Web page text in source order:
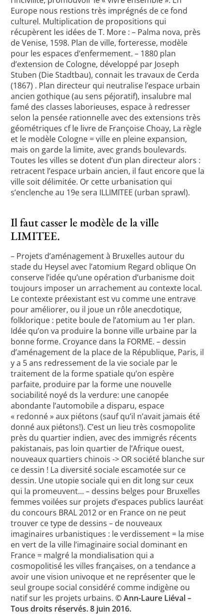
Europe nous restions très imprégnés de ce fond
culturel. Multiplication de propositions qui
récupèrent les idées de T. More : – Palma nova, près
de Venise, 1598. Plan de ville, forteresse, modèle
pour les espaces d’enfermement. – 1880 plan
d’extension de Cologne, développé par Joseph
Stuben (Die Stadtbau), connait les travaux de Cerda
(1867) . Plan directeur qui neutralise l’espace urbain
ancien gothique (au sens péjoratif), insalubre mal
famé des classes laborieuses, espace à redresser
selon la pensée rationnelle avec des extensions très
géométriques cf le livre de Françoise Choay, La règle
et le modèle Cologne = ville en pleine expansion,
mais on garde la limite, avec grands boulevards.
Toutes les villes se dotent d’un plan directeur alors :
retracent l’espace urbain ancien, il faut encore que la
ville soit délimitée. Or cette urbanisation qui
s’enclenche au 19e sera ILLIMITEE (urban sprawl).
Il faut casser le modèle de la ville
LIMITEE.
– Projets d’aménagement à Bruxelles autour du
stade du Heysel avec l’atomium Regard oblique On
conserve l’idée qu’une opération d’urbanisme doit
toujours imposer un arrachement au contexte local.
Le contexte préexistant est vu comme une entrave
pour améliorer, ou il joue un rôle anecdotique,
folklorique : petite boule de l’atomium au 1er plan.
Idée qu’on va produire la bonne ville urbaine par la
bonne forme. Croyance dans la FORME. – dessin
d’aménagement de la place de la République, Paris, il
y a 5 ans redressement de la vie sociale par le
traitement de la forme spatiale qu’on espère
parfaite, produire par la forme une nouvelle
sociabilité noyé ds la verdure: une canopée
abondante l’automobile a disparu, espace
« redonné » aux piétons (sauf qu’il n’avait jamais été
donné aux piétons!). C’est un lieu très cosmopolite
près du quartier indien, avec des immigrés récents
pakistanais, pas loin quartier de l’Afrique ouest,
nouveaux quartiers chinois -> OR société blanche sur
ce dessin ! La diversité sociale escamotée sur ce
dessin. Une utopie sociale qui en dit long sur ceux
qui la promeuvent… – dessins belges pour Bruxelles
femmes voilées sur projets d’espaces publics lauréat
du concours BRAL 2012 or en France on ne peut
trouver ce type de dessins – de nouveaux
imaginaires urbanistiques : le verdissement = la mise
en vert de la ville l’imaginaire social dominant en
France = malgré la mondialisation qui a
cosmopolitisé les villes françaises, on a tendance a
avoir une vision univoque et ne représenter que le
seul groupe social considéré comme indigène ou
natif sur les projets urbains.© Ann-Laure Liéval –
Tous droits réservés. 8 juin 2016.